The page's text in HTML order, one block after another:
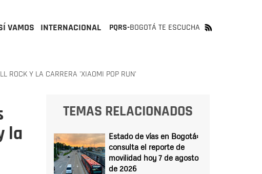
VAMOS INTERNACIONAL PQRS-BOGOTÁ TE ESCUCHA
ROCK Y LA CARRERA 'XIAOMI POP RUN'
la
TEMAS RELACIONADOS
Estado de vías en Bogotá:
consulta el reporte de
movilidad hoy 7 de agosto
de 2026